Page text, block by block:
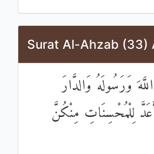
Surat Al-Ahzab (33)
وَرَسُولَهُ وَالدَّارَ
لِلْمُحْسِنَاتِ مِنْكُنَّ